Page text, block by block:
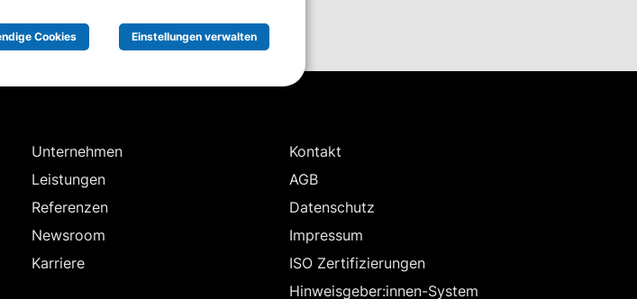
Cookies Einstellungen verwalten
Unternehmen
Leistungen
Referenzen
Newsroom
Karriere
Kontakt
AGB
Datenschutz
Impressum
ISO Zertifizierungen
Hinweisgeber:innen-System